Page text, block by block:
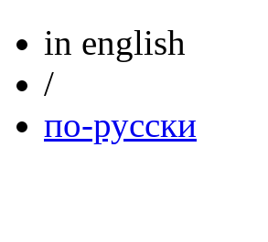
in english
/
по-русски